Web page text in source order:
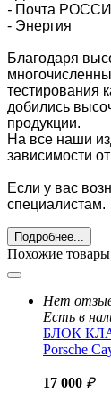
- Почта
- Энергия
Благодаря
тестирования
добились
продукции.
На все наши
зависимости
Если у вас
специалистам.
Подробнее...
Похожие товары
Нет
Есть в
БЛОК
Porsche
17 000 ₽